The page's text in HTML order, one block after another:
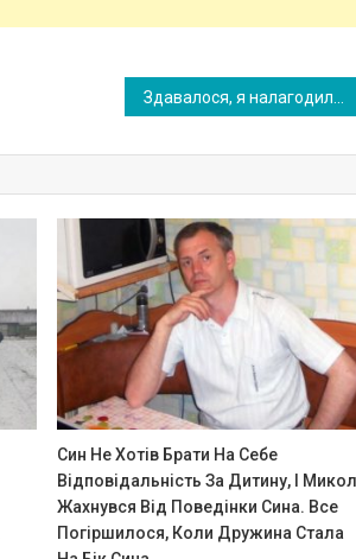
Син Не Хотів Брати На Себе
Відповідальність За Дитину, І
Жахнувся Від Поведінки Сина. Все
Погіршилося, Коли Дружина Стала